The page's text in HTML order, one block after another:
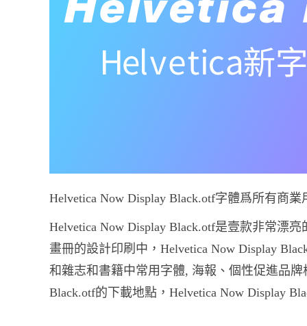
Helvetica Now Display Black.otf字體爲所有商
Helvetica Now Display Black.otf是壹款非常漂
畫冊的設計印刷中，Helvetica Now Display
和雜志和書籍中常用字體, 海報、個性促進品
Black.otf的下載地點，Helvetica Now Display